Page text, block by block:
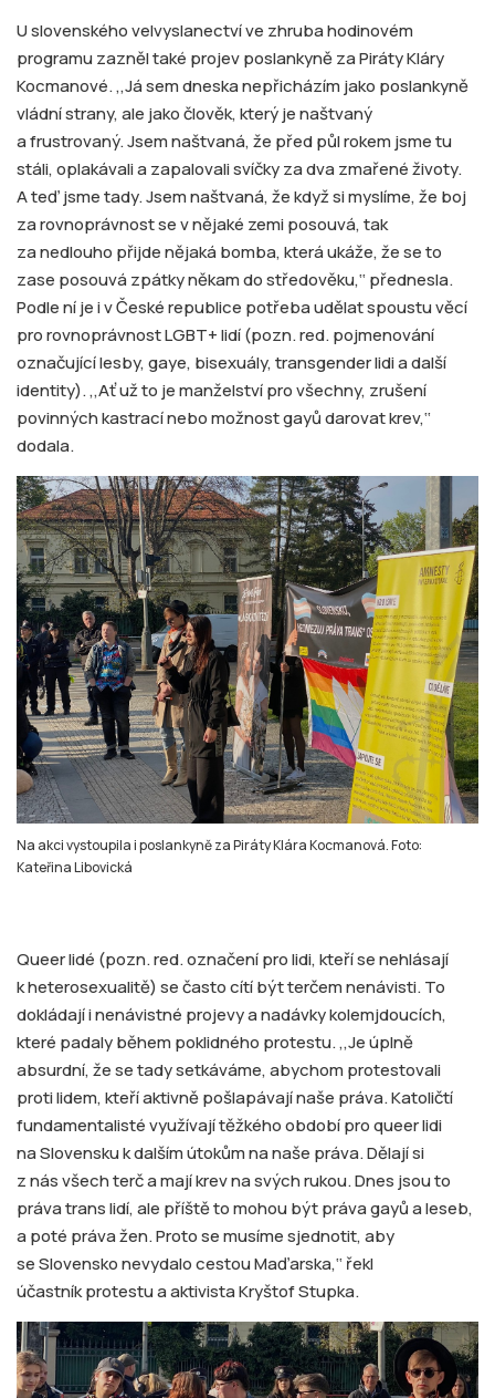
U slovenského velvyslanectví ve zhruba hodinovém
programu zazněl také projev poslankyně za Piráty Kláry
Kocmanové. ,,Já sem dneska nepřicházím jako poslankyně
vládní strany, ale jako člověk, který je naštvaný
a frustrovaný. Jsem naštvaná, že před půl rokem jsme tu
stáli, oplakávali a zapalovali svíčky za dva zmařené životy.
A teď jsme tady. Jsem naštvaná, že když si myslíme, že boj
za rovnoprávnost se v nějaké zemi posouvá, tak
za nedlouho přijde nějaká bomba, která ukáže, že se to
zase posouvá zpátky někam do středověku,‘‘ přednesla.
Podle ní je i v České republice potřeba udělat spoustu věcí
pro rovnoprávnost LGBT+ lidí (pozn. red. pojmenování
označující lesby, gaye, bisexuály, transgender lidi a další
identity). ,,Ať už to je manželství pro všechny, zrušení
povinných kastrací nebo možnost gayů darovat krev,‘‘
dodala.
Na akci vystoupila i poslankyně za Piráty Klára Kocmanová. Foto:
Kateřina Libovická
Queer lidé (pozn. red. označení pro lidi, kteří se nehlásají
k heterosexualitě) se často cítí být terčem nenávisti. To
dokládají i nenávistné projevy a nadávky kolemjdoucích,
které padaly během poklidného protestu. ,,Je úplně
absurdní, že se tady setkáváme, abychom protestovali
proti lidem, kteří aktivně pošlapávají naše práva. Katoličtí
fundamentalisté využívají těžkého období pro queer lidi
na Slovensku k dalším útokům na naše práva. Dělají si
z nás všech terč a mají krev na svých rukou. Dnes jsou to
práva trans lidí, ale příště to mohou být práva gayů a leseb,
a poté práva žen. Proto se musíme sjednotit, aby
se Slovensko nevydalo cestou Maďarska,‘‘ řekl
účastník protestu a aktivista Kryštof Stupka.